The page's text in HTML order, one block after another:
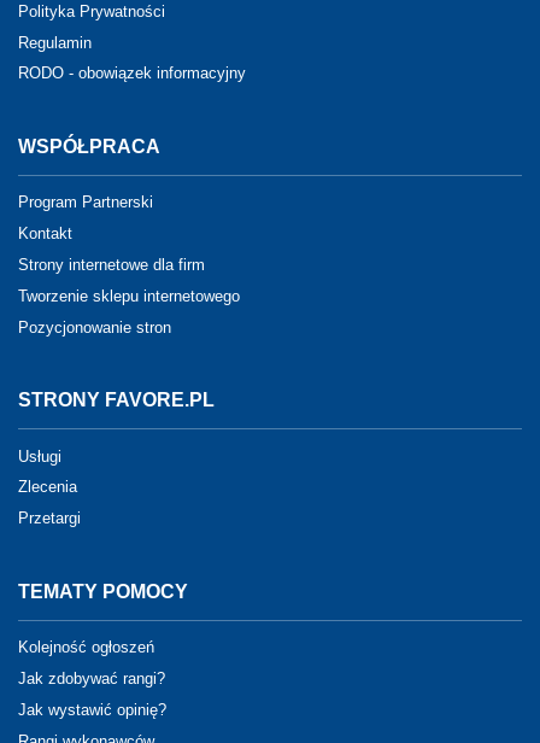
Polityka Prywatności
Regulamin
RODO - obowiązek informacyjny
WSPÓŁPRACA
Program Partnerski
Kontakt
Strony internetowe dla firm
Tworzenie sklepu internetowego
Pozycjonowanie stron
STRONY FAVORE.PL
Usługi
Zlecenia
Przetargi
TEMATY POMOCY
Kolejność ogłoszeń
Jak zdobywać rangi?
Jak wystawić opinię?